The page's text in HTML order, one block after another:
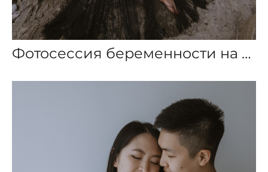
Фотосессия беременности на море в черном платье